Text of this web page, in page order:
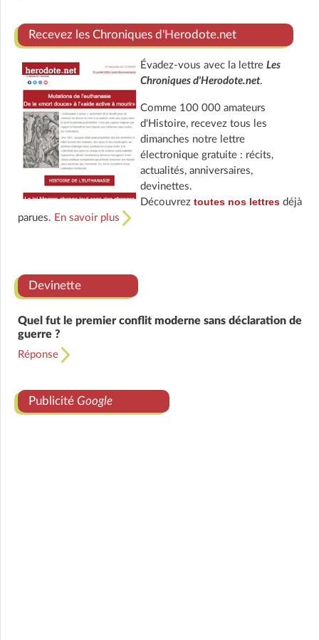
Recevez les Chroniques d'Herodote.net
Évadez-vous avec la lettre Les
Chroniques d'Herodote.net.
Comme 100 000 amateurs
d'Histoire, recevez tous les
dimanches notre lettre
électronique gratuite : récits,
actualités, anniversaires,
devinettes.
Découvrez toutes nos lettresdéjà
parues. En savoir plus
Devinette
Quel fut le premier conflit moderne sans déclaration de
guerre ?
Réponse
Publicité Google